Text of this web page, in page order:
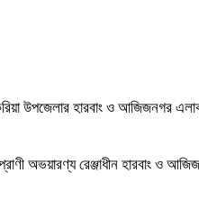
উপজেলার হারবাং ও আজিজনগর
অভয়ারণ্য রেঞ্জাধীন হারবাং ও